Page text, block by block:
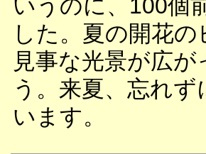
いうのに、100個
した。夏の開花
見事な光景が広
う。来夏、忘れ
います。